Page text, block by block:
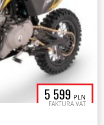
5 599 PLN
FAKTURA VAT